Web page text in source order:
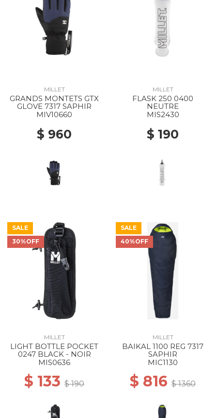
MILLET
GRANDS MONTETS GTX
GLOVE 7317 SAPHIR
MIV10660
$ 960
MILLET
FLASK 250 0400
NEUTRE
MIS2430
$ 190
SALE
30%OFF
MILLET
LIGHT BOTTLE POCKET
0247 BLACK - NOIR
MIS0636
$ 133 $ 190
SALE
40%OFF
MILLET
BAIKAL 1100 REG 7317
SAPHIR
MIC1130
$ 816 $ 1360